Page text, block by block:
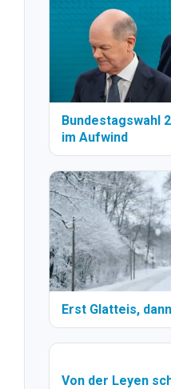
Bundestagswahl
im Aufwind
Erst Glatteis,
Von der Leyen